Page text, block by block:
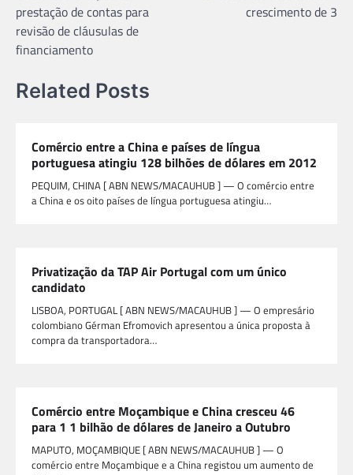
Post
prestação de contas para
revisão de cláusulas de
financiamento
crescimento de 3
Related Posts
Comércio entre a China e países de língua
portuguesa atingiu 128 bilhões de dólares em 2012
PEQUIM, CHINA [ ABN NEWS/MACAUHUB ] — O comércio entre
a China e os oito países de língua portuguesa atingiu…
Privatização da TAP Air Portugal com um único
candidato
LISBOA, PORTUGAL [ ABN NEWS/MACAUHUB ] — O empresário
colombiano Gérman Efromovich apresentou a única proposta à
compra da transportadora…
Comércio entre Moçambique e China cresceu 46
para 1 1 bilhão de dólares de Janeiro a Outubro
MAPUTO, MOÇAMBIQUE [ ABN NEWS/MACAUHUB ] — O
comércio entre Moçambique e a China registou um aumento de